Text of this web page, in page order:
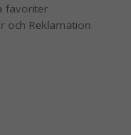
favoriter
och Reklamation